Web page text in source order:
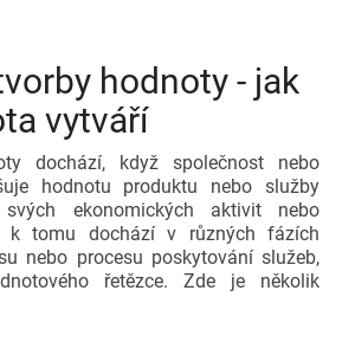
hodnoty - jak
vytváří
dochází, když společnost nebo
hodnotu produktu nebo služby
svých ekonomických aktivit nebo
k tomu dochází v různých fázích
nebo procesu poskytování služeb,
řetězce. Zde je několik